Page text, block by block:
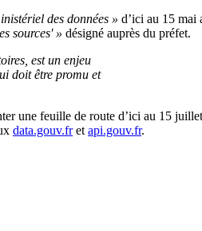
des données » d’ici au 15 mai
sources' » désigné auprès du préfet.
est un enjeu
doit être promu et
une feuille de route d’ici au 15
data.gouv.fret api.gouv.fr.